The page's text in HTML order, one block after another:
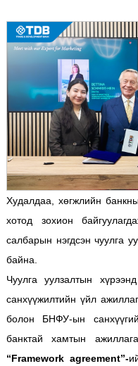
Худалдаа, хөгжлийн
хотод зохион
салбарын нэгдсэн чуулга
байна.
Чуулга уулзалтын
санхүүжилтийн үйл
болон БНФУ-ын
банктай хамтын
“Framework agreement”-